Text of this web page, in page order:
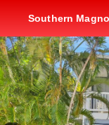
Southern